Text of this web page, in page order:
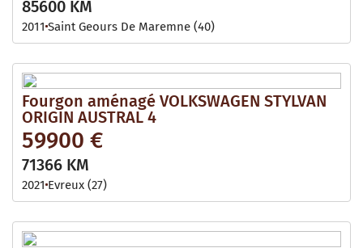
85600 KM
2011 Saint Geours De Maremne (40)
Fourgon aménagé VOLKSWAGEN STYLVAN
ORIGIN AUSTRAL 4
59900 €
71366 KM
2021 Evreux (27)